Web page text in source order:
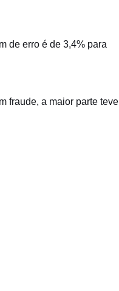
de erro é de 3,4% para
fraude, a maior parte teve